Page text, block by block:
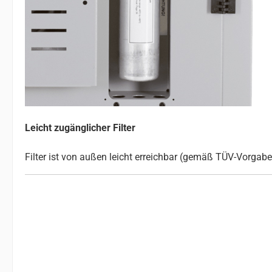
Leicht zugänglicher Filter
Filter ist von außen leicht erreichbar (gemäß TÜV-